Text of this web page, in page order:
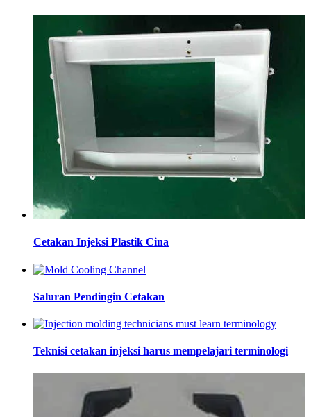
Cetakan Injeksi Plastik Cina
Saluran Pendingin Cetakan
Teknisi cetakan injeksi harus mempelajari terminologi